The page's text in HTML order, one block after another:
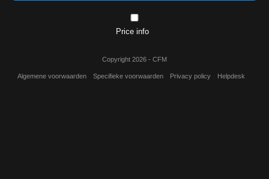
Price info
Copyright 2026 - CFM
Algemene voorwaarden Specifieke voorwaarden Privacy policy Helpdesk